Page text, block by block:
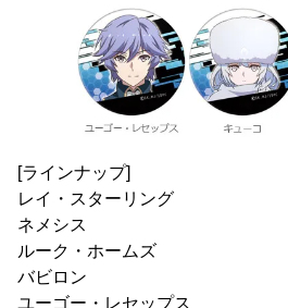
[ラインナップ]
レイ・スターリング
ネメシス
ルーク・ホームズ
バビロン
ユーゴー・レセップス